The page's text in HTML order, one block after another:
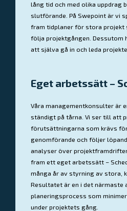
lång tid och med olika uppdrag
slutförande. På Swepoint är vi
fram tidplaner för stora projekt
följa projektgången. Dessutom
att själva gå in och leda
Eget arbetssätt –
Våra managementkonsulter är
ständigt på tårna. Vi ser till att
förutsättningarna som krävs
genomförande och följer
analyser över
fram ett eget arbetssätt –
många år av styrning av stora,
Resultatet är en i det närmaste
planeringsprocess som
under projektets gång.